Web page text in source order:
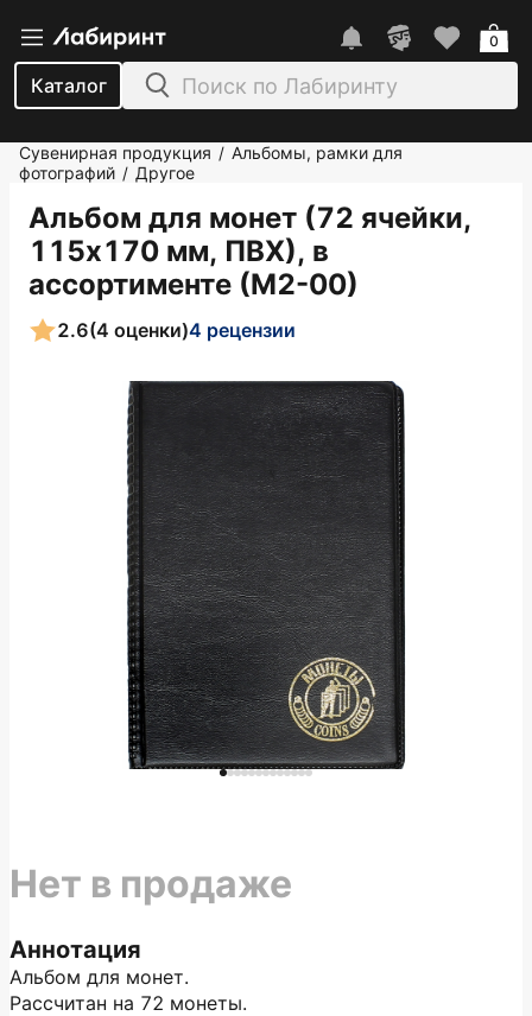
Каталог
0
Сувенирная продукция / Альбомы, рамки для
фотографий / Другое
Альбом для монет (72 ячейки,
115х170 мм, ПВХ), в
ассортименте (М2-00)
2.6(4 оценки)4 рецензии
Аннотация
Альбом для монет.
Рассчитан на 72 монеты.
Нет в продаже